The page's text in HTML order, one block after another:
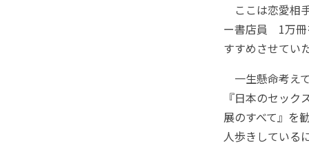
ここは恋愛相
ー書店員 1万冊
すすめさせてい
一生懸命考え
『日本のセッ
展のすべて』を
人歩きしている